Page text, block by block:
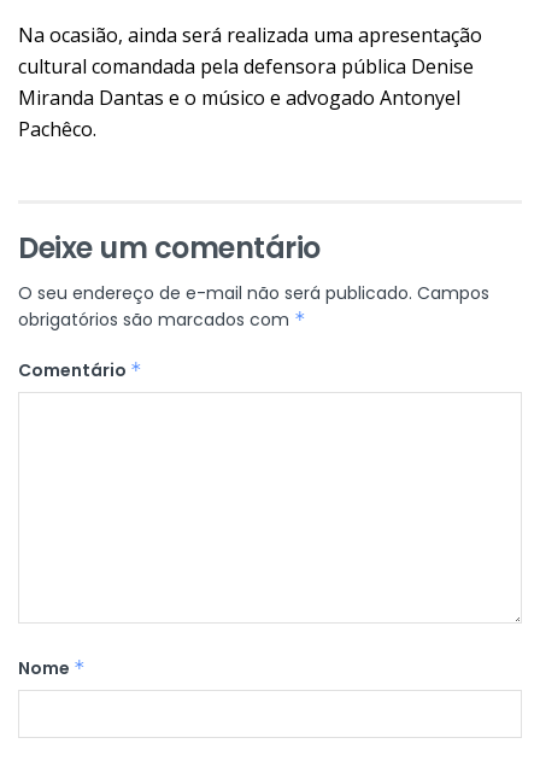
Na ocasião, ainda será realizada uma apresentação
cultural comandada pela defensora pública Denise
Miranda Dantas e o músico e advogado Antonyel
Pachêco.
Deixe um comentário
O seu endereço de e-mail não será publicado. Campos
obrigatórios são marcados com *
Comentário *
Nome *